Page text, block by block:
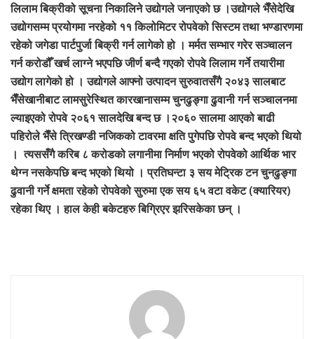
लिलाम बिक्रीको सूचना निकालिने उद्योगले जनाएको छ ।उद्योगले भैँसेदेखि
उद्योगसम्म प्रयोगमा नरहेको ११ किलोमिटर रोपवेको सिस्टम तथा भण्डारणमा
रहेको जगेडा पार्टपुर्जा बिक्री गर्न लागेको हो । मर्मत सम्भार गरेर सञ्चालन
गर्न करोडौँ खर्च लाग्ने भएपछि जीर्ण बन्दै गएको रोपवे लिलाम गर्ने तयारीमा
उद्योग लागेको हो । उद्योगले आफ्नो उत्पादन सुरुवातसँगै २०४३ सालबाट
भैँसेखानीबाट लामसुरेस्थित कारखानासम्म चुनढुङ्गा ढुवानी गर्न सञ्चालनमा
ल्याइएको रोपवे २०६१ सालदेखि बन्द छ ।२०६० सालमा आएको बाढी
पहिरोले भैँसे त्रिखण्डी नजिकको टावरमा क्षति पुगेपछि रोपवे बन्द भएको थियो
। त्यससँगै करिब ८ करोडको लगानीमा निर्माण भएको रोपवेको आर्थिक भार
थेग्न नसकेपछि बन्द भएको थियो । प्रतिघन्टा ३ सय मेट्रिक टन चुनढुङ्गा
ढुवानी गर्ने क्षमता रहेको रोपवेको सुरुमा एक सय ६५ वटा वकेट (क्यारियर)
रहेका थिए । हाल केही बकेटहरु बिग्रिएर झरिसकेका छन् ।